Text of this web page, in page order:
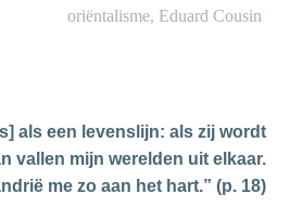
oriëntalisme, Eduard Cousin
als een levenslijn: als zij wordt
vallen mijn werelden uit elkaar.
me zo aan het hart.” (p. 18)